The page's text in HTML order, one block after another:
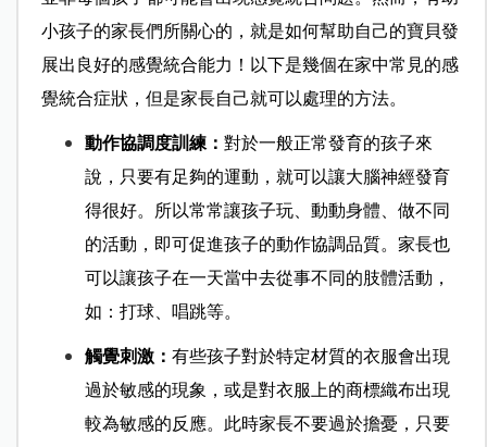
小孩子的家長們所關心的，就是如何幫助自己的寶貝發
展出良好的感覺統合能力！以下是幾個在家中常見的感
覺統合症狀，但是家長自己就可以處理的方法。
動作協調度訓練： 對於一般正常發育的孩子來
說，只要有足夠的運動，就可以讓大腦神經發育
得很好。所以常常讓孩子玩、動動身體、做不同
的活動，即可促進孩子的動作協調品質。家長也
可以讓孩子在一天當中去從事不同的肢體活動，
如：打球、唱跳等。
觸覺刺激： 有些孩子對於特定材質的衣服會出現
過於敏感的現象，或是對衣服上的商標織布出現
較為敏感的反應。此時家長不要過於擔憂，只要